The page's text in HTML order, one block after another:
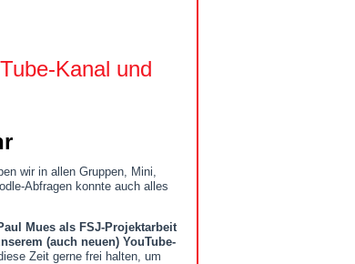
Kanal und
wir in allen Gruppen, Mini,
Abfragen konnte auch alles
Mues als FSJ-Projektarbeit
(auch neuen) YouTube-
Zeit gerne frei halten, um